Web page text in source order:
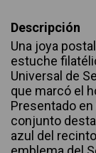
Descripción
Una joya
estuche
Universal de
que marcó el
Presentado en
conjunto
azul del